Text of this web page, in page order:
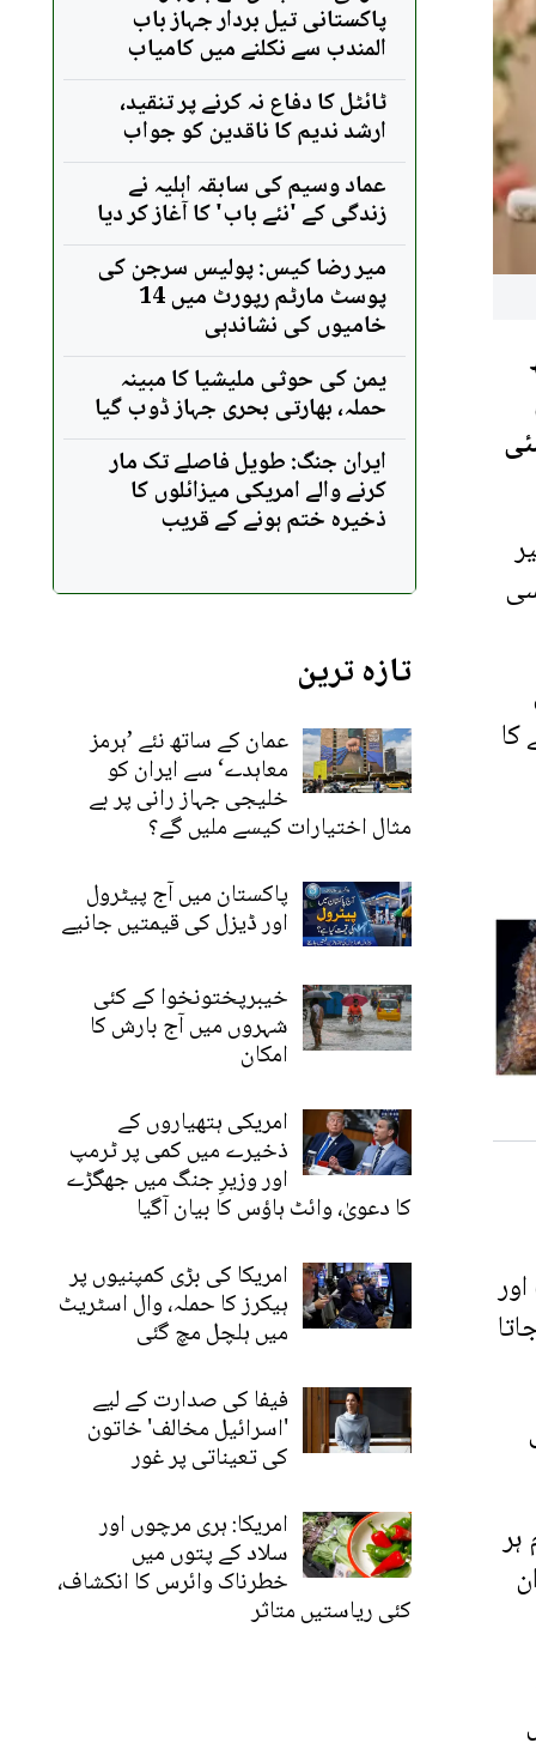
ہر
پاکستانی تیل بردار جہاز باب
المندب سے نکلنے میں کامیاب
ٹائٹل کا دفاع نہ کرنے پر تنقید،
ارشد ندیم کا ناقدین کو جواب
عماد وسیم کی سابقہ اہلیہ نے
زندگی کے 'نئے باب' کا آغاز کر دیا
میر رضا کیس: پولیس سرجن کی
پوسٹ مارٹم رپورٹ میں 14
خامیوں کی نشاندہی
یمن کی حوثی ملیشیا کا مبینہ
حملہ، بھارتی بحری جہاز ڈوب گیا
ایران جنگ: طویل فاصلے تک مار
کرنے والے امریکی میزائلوں کا
ذخیرہ ختم ہونے کے قریب
تازہ ترین
عمان کے ساتھ نئے ’ہرمز
معاہدے‘ سے ایران کو
خلیجی جہاز رانی پر بے
مثال اختیارات کیسے ملیں گے؟
پاکستان میں آج پیٹرول
اور ڈیزل کی قیمتیں جانیے
خیبرپختونخوا کے کئی
شہروں میں آج بارش کا
امکان
امریکی ہتھیاروں کے
ذخیرے میں کمی پر ٹرمپ
اور وزیرِ جنگ میں جھگڑے
کا دعویٰ، وائٹ ہاؤس کا بیان آگیا
امریکا کی بڑی کمپنیوں پر
ہیکرز کا حملہ، وال اسٹریٹ
میں ہلچل مچ گئی
فیفا کی صدارت کے لیے
'اسرائیل مخالف' خاتون
کی تعیناتی پر غور
امریکا: ہری مرچوں اور
سلاد کے پتوں میں
خطرناک وائرس کا انکشاف،
کئی ریاستیں متاثر